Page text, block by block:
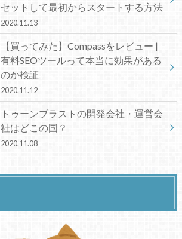
セットして最初からスタートする方法
2020.11.13
【買ってみた】Compassをレビュー |
有料SEOツールって本当に効果がある
のか検証
2020.11.12
トゥーンブラストの開発会社・運営会
社はどこの国？
2020.11.08